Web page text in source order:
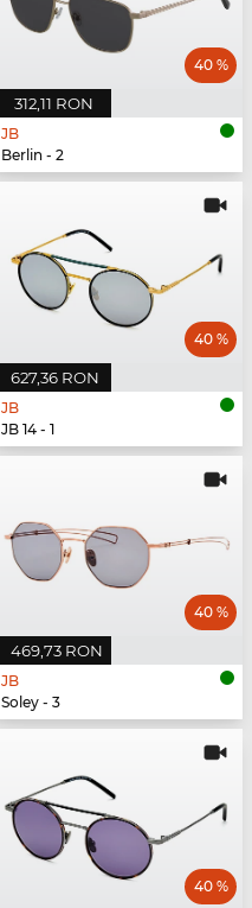
312,11 RON
40 %
JB
Berlin - 2
627,36 RON
40 %
JB
JB 14 - 1
469,73 RON
40 %
JB
Soley - 3
40 %